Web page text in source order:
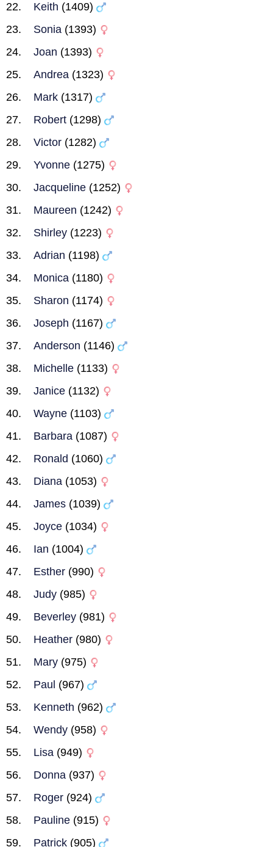
Keith (1409)
Sonia (1393)
Joan (1393)
Andrea (1323)
Mark (1317)
Robert (1298)
Victor (1282)
Yvonne (1275)
Jacqueline (1252)
Maureen (1242)
Shirley (1223)
Adrian (1198)
Monica (1180)
Sharon (1174)
Joseph (1167)
Anderson (1146)
Michelle (1133)
Janice (1132)
Wayne (1103)
Barbara (1087)
Ronald (1060)
Diana (1053)
James (1039)
Joyce (1034)
Ian (1004)
Esther (990)
Judy (985)
Beverley (981)
Heather (980)
Mary (975)
Paul (967)
Kenneth (962)
Wendy (958)
Lisa (949)
Donna (937)
Roger (924)
Pauline (915)
Patrick (905)